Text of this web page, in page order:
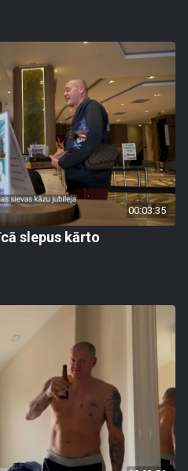
00:03:35
slepus kārto